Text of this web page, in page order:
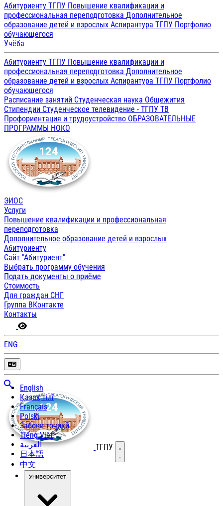
Абитуриенту ТГПУ Повышение квалификации и
профессиональная переподготовка Дополнительное
образование детей и взрослых Аспирантура ТГПУ Портфолио
обучающегося
Учёба
Абитуриенту ТГПУ Повышение квалификации и
профессиональная переподготовка Дополнительное
образование детей и взрослых Аспирантура ТГПУ Портфолио
обучающегося
Расписание занятий Студенческая наука Общежития
Стипендии Студенческое телевидение - ТГПУ ТВ
Профориентация и трудоустройство ОБРАЗОВАТЕЛЬНЫЕ
ПРОГРАММЫ НОКО
ЭИОС
Услуги
Повышение квалификации и профессиональная
переподготовка
Дополнительное образование детей и взрослых
Абитуриенту
Сайт "Абитуриент"
Выбрать программу обучения
Подать документы о приёме
Стоимость
Для граждан СНГ
Группа ВКонтакте
Контакты
ENG
English
Қазақ тілі
Français
Polski
Забони тоҷикӣ
Tiếng Việt
العربية
日本語
中文
ТГПУ Открыть меню
Университет